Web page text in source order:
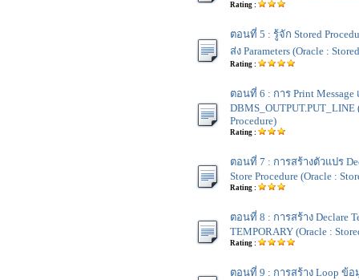
Rating :
ตอนที่ 5 : รู้จัก Stored
ส่ง Parameters (Oracle :
Rating :
ตอนที่ 6 : การ Print Message
DBMS_OUTPUT.PUT_LINE
Procedure)
Rating :
ตอนที่ 7 : การสร้างตัวแปร
Store Procedure (Oracle :
Rating :
ตอนที่ 8 : การสร้าง Declare
TEMPORARY (Oracle :
Rating :
ตอนที่ 9 : การสร้าง Loop ข้อ